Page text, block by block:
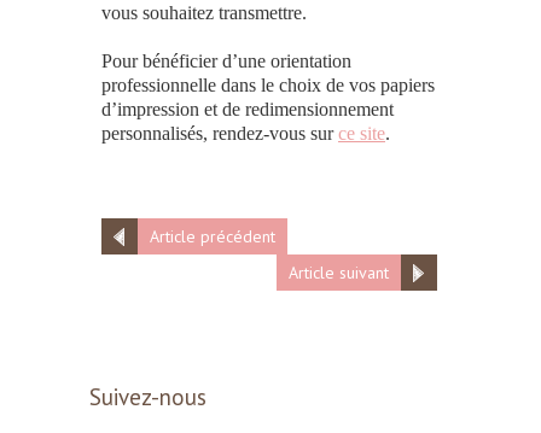
vous souhaitez transmettre.
Pour bénéficier d’une orientation
professionnelle dans le choix de vos papiers
d’impression et de redimensionnement
personnalisés, rendez-vous surce site.
Article précédent
Article suivant
Suivez-nous